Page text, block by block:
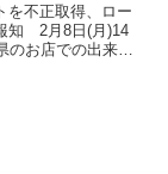
を不正取得、ロー
知 2月8日(月)14
のお店での出来